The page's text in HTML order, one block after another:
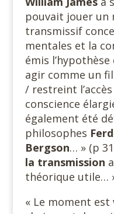
pouvait jouer un
transmissif
mentales et la
émis
agir comme un
/ restreint
conscience
également été
philosophes
Bergson… » (p
la transmission
théorique utile…
« Le moment est